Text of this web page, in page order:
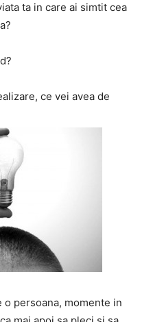
ta in care ai simtit cea
ce vei avea de
persoana, momente in